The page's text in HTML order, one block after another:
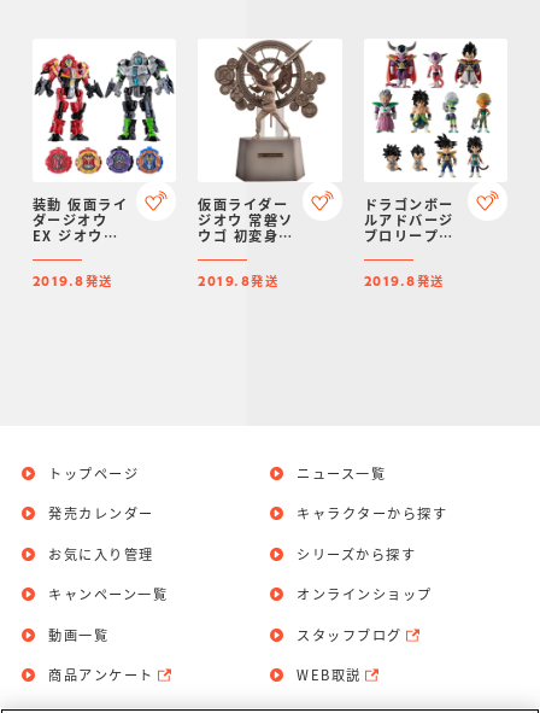
装動 仮面ライ
ダージオウ
EX ジオウメ
ムマジーンセ
ット【プレミ
2019.8発送
仮面ライダー
ジオウ 常磐ソ
ウゴ 初変身の
ムバンダイ限
定】
2019.8発送
ドラゴンボー
ルアドバージ
ブロリープレ
【プレミアム
バンダイ限
2019.8発送
トップページ
発売カレンダー
お気に入り管理
ニュース一覧
キャラクターから探す
シリーズから探す
キャンペーン一覧
動画一覧
商品アンケート
オンラインショップ
スタッフブログ
WEB取説